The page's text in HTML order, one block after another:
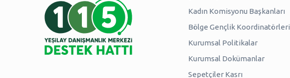
Kadın Komisyonu Başkanları
Bölge Gençlik Koordinatörleri
Kurumsal Politikalar
Kurumsal Dokümanlar
Sepetçiler Kasrı